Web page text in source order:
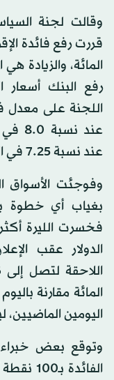
وقالت لجنة
اللجنة على معدل
عند
عند نسبة 7.25 في المائة.
وفوجئت
بغياب أي خطوة
الدولار عقب
المائة مقارنة
اليومين الماضيين،
وتوقع بعض خبراء